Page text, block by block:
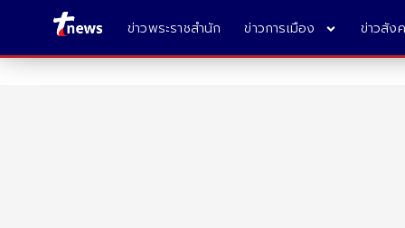
ข่าวพระราชสำนัก ข่าวการเมือง ข่าวสัง